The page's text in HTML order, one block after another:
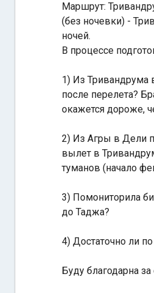
Маршрут:
(без ночевки) -
ночей.
В процессе
1) Из Тривандрума
после перелета?
окажется дороже,
2) Из Агры в Дели
вылет в
туманов (начало
3) Помониторила
до Таджа?
4) Достаточно ли
Буду благодарна